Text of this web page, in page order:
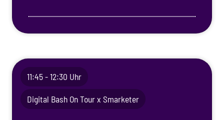
11:45 - 12:30 Uhr
Digital Bash On Tour x Smarketer